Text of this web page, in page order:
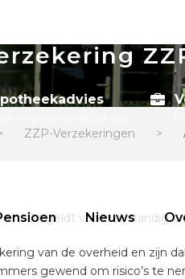
Nieuws
ZZP-Verzekeringen >
Dit geldt voor zelfstandig
van de overheid en zijn
gewend om risico’s te